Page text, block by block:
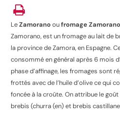
LeZamoranooufromage
Zamorano, est un fromage au lait de
la province de Zamora, en Espagne.
consommé en général après 6 mois
phase d’affinage, les fromages sont
frottés avec de l’huile d’olive ce qui
foncée à la croûte. On attribue le
brebis (churra(en)et brebis